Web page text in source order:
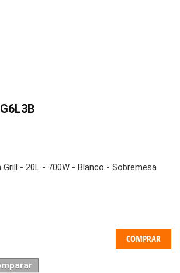
- 20L - 700W - Blanco - Sobremesa
COMPRAR